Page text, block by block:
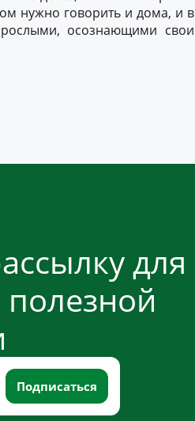
нужно говорить и дома, и в
осознающими свои
для